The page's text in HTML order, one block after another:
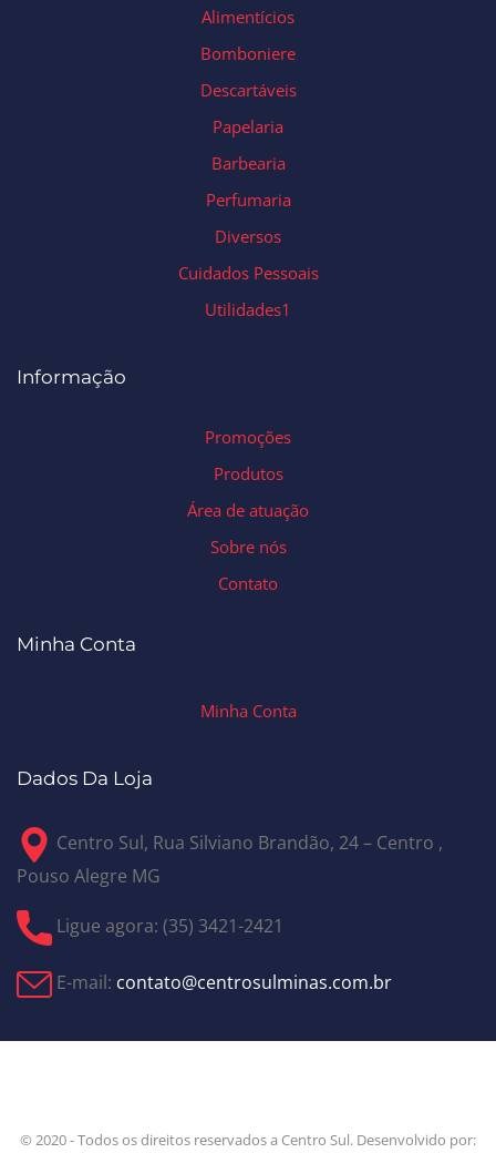
Alimentícios
Bomboniere
Descartáveis
Papelaria
Barbearia
Perfumaria
Diversos
Cuidados Pessoais
Utilidades1
Informação
Promoções
Produtos
Área de atuação
Sobre nós
Contato
Minha Conta
Minha Conta
Dados Da Loja
Centro Sul, Rua Silviano Brandão, 24 – Centro ,
Pouso Alegre MG
Ligue agora: (35) 3421-2421
E-mail: contato@centrosulminas.com.br
© 2020 - Todos os direitos reservados a Centro Sul. Desenvolvido por: